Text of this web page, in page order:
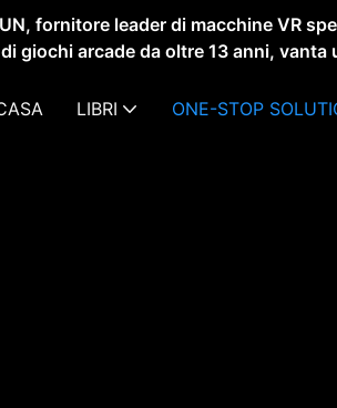
fornitore leader di macchine VR
giochi arcade da oltre 13 anni, vanta
LIBRI ONE-STOP